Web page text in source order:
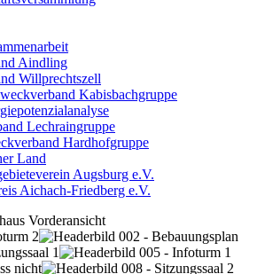
Aindling
Willprechtszell
Kabisbachgruppe
Lechraingruppe
Hardhofgruppe
Land
Augsburg e.V.
Aichach-Friedberg e.V.